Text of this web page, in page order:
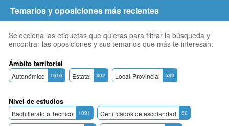
Temarios y oposiciones más recientes
Selecciona las etiquetas que quieras para filtrar la búsqueda y
encontrar las oposiciones y sus temarios que más te interesan:
Ámbito territorial
Autonómico 1616 Estatal 302 Local-Provincial 539
Nivel de estudios
Bachillerato o Tecnico 1091 Certificados de escolaridad 60